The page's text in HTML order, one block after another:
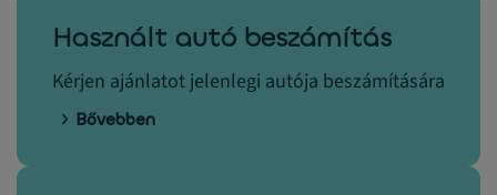
Használt autó beszámítás
Kérjen ajánlatot jelenlegi autója beszámítására
Bővebben